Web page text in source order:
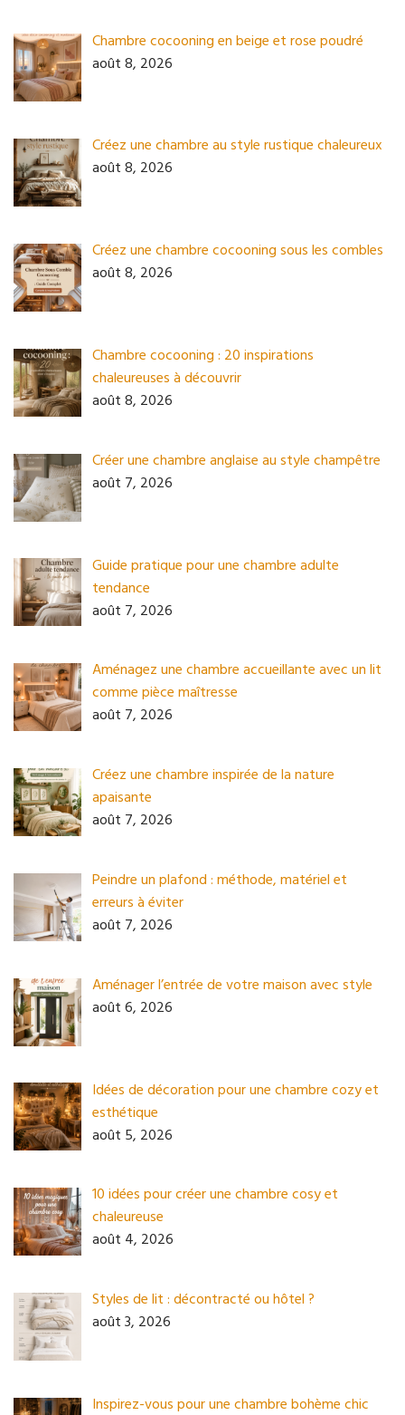
Chambre cocooning en beige et rose poudré
août 8, 2026
Créez une chambre au style rustique chaleureux
août 8, 2026
Créez une chambre cocooning sous les combles
août 8, 2026
Chambre cocooning : 20 inspirations
chaleureuses à découvrir
août 8, 2026
Créer une chambre anglaise au style champêtre
août 7, 2026
Guide pratique pour une chambre adulte
tendance
août 7, 2026
Aménagez une chambre accueillante avec un lit
comme pièce maîtresse
août 7, 2026
Créez une chambre inspirée de la nature
apaisante
août 7, 2026
Peindre un plafond : méthode, matériel et
erreurs à éviter
août 7, 2026
Aménager l’entrée de votre maison avec style
août 6, 2026
Idées de décoration pour une chambre cozy et
esthétique
août 5, 2026
10 idées pour créer une chambre cosy et
chaleureuse
août 4, 2026
Styles de lit : décontracté ou hôtel ?
août 3, 2026
Inspirez-vous pour une chambre bohème chic